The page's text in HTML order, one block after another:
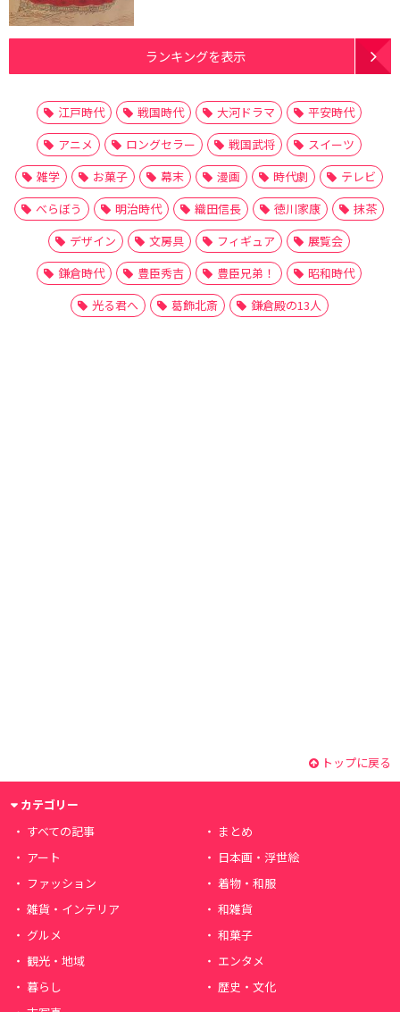
ランキングを表示
江戸時代 戦国時代 大河ドラマ
平安時代
アニメ
ロングセラー 戦国武将
スイーツ
雑学
お菓子 幕末 漫画 時代劇
テレビ
べらぼう
明治時代 織田信長 徳川家康
抹茶
デザイン
文房具 フィギュア
展覧会
鎌倉時代
豊臣秀吉 豊臣兄弟！
昭和時代
光る君へ
葛飾北斎 鎌倉殿の13人
トップに戻る
カテゴリー
すべての記事
まとめ
アート
日本画・浮世絵
ファッション
着物・和服
雑貨・インテリア
和雑貨
グルメ
和菓子
観光・地域
エンタメ
暮らし
歴史・文化